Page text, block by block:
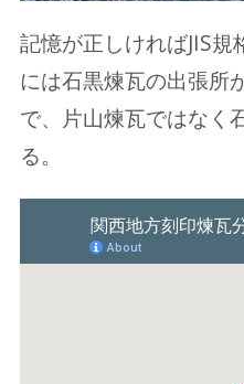
記憶が正しければJIS
には石黒煉瓦の出張所
で、片山煉瓦ではなく
る。